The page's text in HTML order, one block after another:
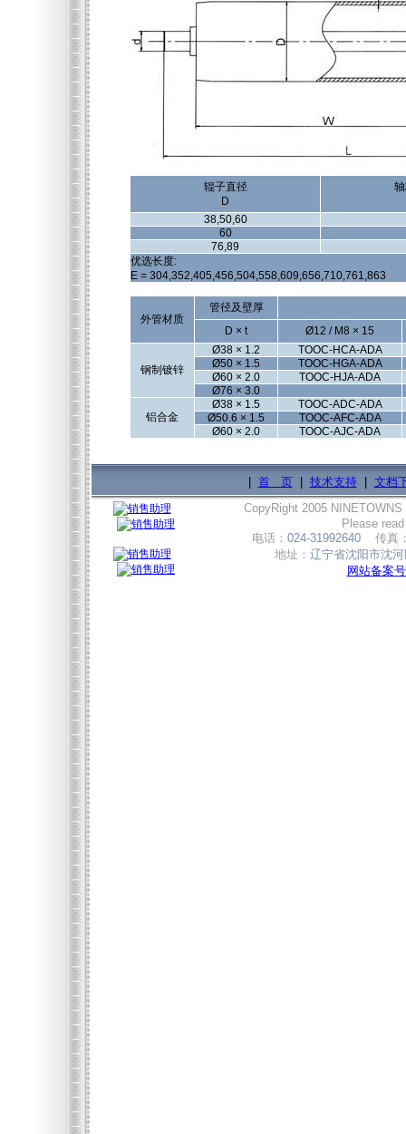
辊子直径
D
38,50,60
60
76,89
优选长度:
E = 304,352,405,456,504,558,609,656,710,761,863
外管材质
管径及壁厚
D × t
Ø12 / M8 × 15
钢制镀锌
Ø38 × 1.2
TOOC-HCA-ADA
Ø50 × 1.5
TOOC-HGA-ADA
Ø60 × 2.0
TOOC-HJA-ADA
Ø76 × 3.0
铝合金
Ø38 × 1.5
TOOC-ADC-ADA
Ø50.6 × 1.5
TOOC-AFC-ADA
Ø60 × 2.0
TOOC-AJC-ADA
首 页| 技术支持| 文档
CopyRight 2005 NINETOWNS
Please
电话： 024-31992640 传真
地址： 辽宁省沈阳市沈
网站备案